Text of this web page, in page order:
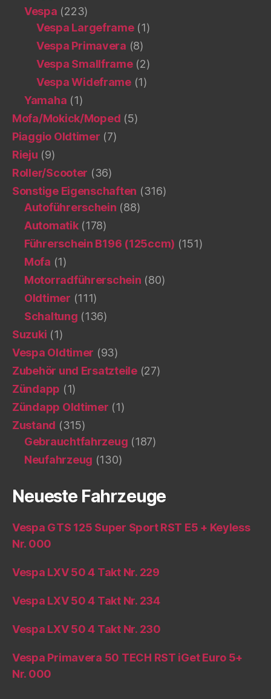
Vespa (223)
Vespa Largeframe(1)
Vespa Primavera (8)
Vespa Smallframe(2)
Vespa Wideframe(1)
Yamaha (1)
Mofa/Mokick/Moped (5)
Piaggio Oldtimer (7)
Rieju (9)
Roller/Scooter (36)
Sonstige Eigenschaften (316)
Autoführerschein (88)
Automatik(178)
Führerschein B196 (125ccm) (151)
Mofa (1)
Motorradführerschein (80)
Oldtimer (111)
Schaltung (136)
Suzuki (1)
Vespa Oldtimer (93)
Zubehör und Ersatzteile(27)
Zündapp (1)
Zündapp Oldtimer (1)
Zustand (315)
Gebrauchtfahrzeug (187)
Neufahrzeug (130)
Neueste Fahrzeuge
Vespa GTS 125 Super Sport RST E5 + Keyless
Nr. 000
Vespa LXV 50 4 Takt Nr. 229
Vespa LXV 50 4 Takt Nr. 234
Vespa LXV 50 4 Takt Nr. 230
Vespa Primavera 50 TECH RST iGet Euro 5+
Nr. 000